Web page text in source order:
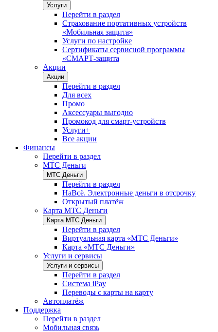
Услуги
Перейти в раздел
Страхование портативных устройств
«Мобильная защита»
Услуги по настройке
Сертификаты сервисной программы
«СМАРТ-защита
Акции
Акции
Перейти в раздел
Для всех
Промо
Аксессуары выгодно
Промокод для смарт-устройств
Услуги+
Все акции
Финансы
Перейти в раздел
МТС Деньги
МТС Деньги
Перейти в раздел
НаВсё. Электронные деньги в отсрочку
Открытый платёж
Карта МТС Деньги
Карта МТС Деньги
Перейти в раздел
Виртуальная карта «МТС Деньги»
Карта «МТС Деньги»
Услуги и сервисы
Услуги и сервисы
Перейти в раздел
Система iPay
Переводы с карты на карту
Автоплатёж
Поддержка
Перейти в раздел
Мобильная связь